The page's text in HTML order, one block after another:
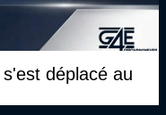
déplacé au